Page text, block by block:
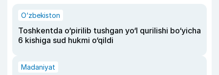
O‘zbekiston
Toshkentda o‘pirilib tushgan yo‘l qurilishi bo‘yicha
6 kishiga sud hukmi o‘qildi
Madaniyat